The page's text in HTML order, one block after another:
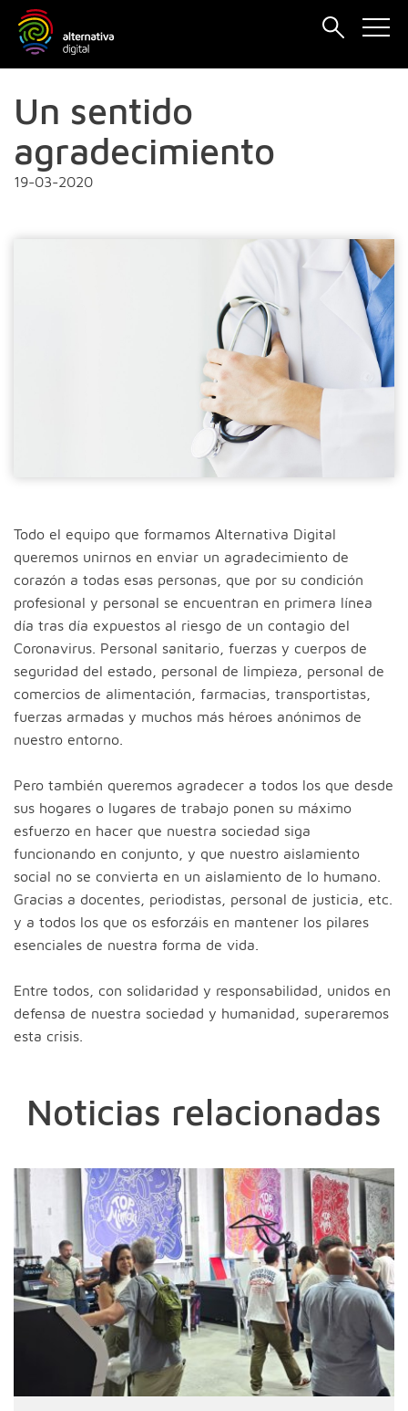
Un sentido
agradecimiento
19-03-2020
Todo el equipo que formamos Alternativa Digital
queremos unirnos en enviar un agradecimiento de
corazón a todas esas personas, que por su condición
profesional y personal se encuentran en primera línea
día tras día expuestos al riesgo de un contagio del
Coronavirus. Personal sanitario, fuerzas y cuerpos de
seguridad del estado, personal de limpieza, personal de
comercios de alimentación, farmacias, transportistas,
fuerzas armadas y muchos más héroes anónimos de
nuestro entorno.
Pero también queremos agradecer a todos los que desde
sus hogares o lugares de trabajo ponen su máximo
esfuerzo en hacer que nuestra sociedad siga
funcionando en conjunto, y que nuestro aislamiento
social no se convierta en un aislamiento de lo humano.
Gracias a docentes, periodistas, personal de justicia, etc.
y a todos los que os esforzáis en mantener los pilares
esenciales de nuestra forma de vida.
Entre todos, con solidaridad y responsabilidad, unidos en
defensa de nuestra sociedad y humanidad, superaremos
esta crisis.
Noticias relacionadas